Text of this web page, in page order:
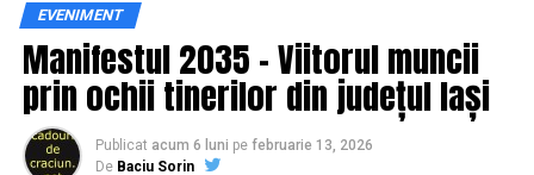
Siguranța rutieră, adusă mai
aproape de comunitate
Datele privind accidentele rutiere din România continuă
să evidențieze necesitatea unor inițiative de educație și
EVENIMENT
Manifestul 2035 – Viitorul muncii
prin ochii tinerilor din județul Iași
Publicat acum 6 luni pe februarie 13, 2026
De Baciu Sorin